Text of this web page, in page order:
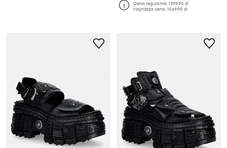
Cena regularna:1399,90 zł
Najniższa cena:1069,90 zł